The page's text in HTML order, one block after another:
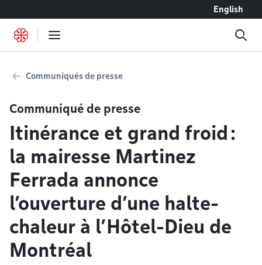
English
Communiqués de presse
Communiqué de presse
Itinérance et grand froid :
la mairesse Martinez
Ferrada annonce
l’ouverture d’une halte-
chaleur à l’Hôtel-Dieu de
Montréal